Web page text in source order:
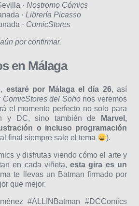
· Nostromo Cómics
· Librería Picasso
· ComicStores
por confirmar.
en Málaga
estaré por Málaga el día 26, así
ComicStores del Sohonos veremos
el momento perfecto no solo para
y DC, sino también de
Marvel,
o incluso programación
final siempre sale el tema
).
y disfrutas viendo cómo el arte y
en cada viñeta,esta gira es un
te llevas un Batman firmado por
que mejor.
#ALLINBatman #DCComics